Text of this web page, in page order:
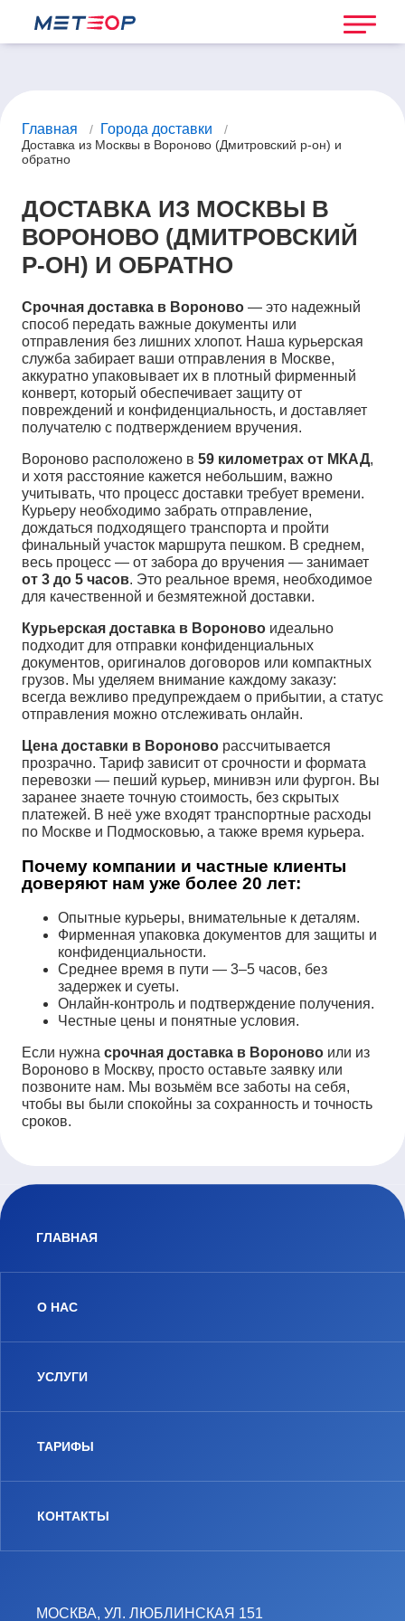
Главная / Города доставки
/
Доставка из Москвы в Вороново (Дмитровский р-он) и
обратно
ДОСТАВКА ИЗ МОСКВЫ В
ВОРОНОВО (ДМИТРОВСКИЙ
Р-ОН) И ОБРАТНО
Срочная доставка в Вороново — это надежный
способ передать важные документы или
отправления без лишних хлопот. Наша курьерская
служба забирает ваши отправления в Москве,
аккуратно упаковывает их в плотный фирменный
конверт, который обеспечивает защиту от
повреждений и конфиденциальность, и доставляет
получателю с подтверждением вручения.
Вороново расположено в 59 километрах от МКАД,
и хотя расстояние кажется небольшим, важно
учитывать, что процесс доставки требует времени.
Курьеру необходимо забрать отправление,
дождаться подходящего транспорта и пройти
финальный участок маршрута пешком. В среднем,
весь процесс — от забора до вручения — занимает
от 3 до 5 часов. Это реальное время, необходимое
для качественной и безмятежной доставки.
Курьерская доставка в Вороново идеально
подходит для отправки конфиденциальных
документов, оригиналов договоров или компактных
грузов. Мы уделяем внимание каждому заказу:
всегда вежливо предупреждаем о прибытии, а статус
отправления можно отслеживать онлайн.
Цена доставки в Вороново рассчитывается
прозрачно. Тариф зависит от срочности и формата
перевозки — пеший курьер, минивэн или фургон. Вы
заранее знаете точную стоимость, без скрытых
платежей. В неё уже входят транспортные расходы
по Москве и Подмосковью, а также время курьера.
Почему компании и частные клиенты
доверяют нам уже более 20 лет:
Опытные курьеры, внимательные к деталям.
Фирменная упаковка документов для защиты и
конфиденциальности.
Среднее время в пути — 3–5 часов, без
задержек и суеты.
Онлайн-контроль и подтверждение получения.
Честные цены и понятные условия.
Если нужна срочная доставка в Вороново или из
Вороново в Москву, просто оставьте заявку или
позвоните нам. Мы возьмём все заботы на себя,
чтобы вы были спокойны за сохранность и точность
сроков.
МОСКВА, УЛ. ЛЮБЛИНСКАЯ 151
ГЛАВНАЯ
О НАС
УСЛУГИ
ТАРИФЫ
КОНТАКТЫ